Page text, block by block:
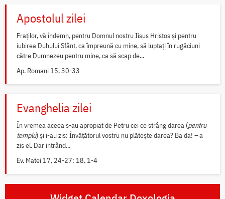
Apostolul zilei
Fraților, vă îndemn, pentru Domnul nostru Iisus Hristos și pentru
iubirea Duhului Sfânt, ca împreună cu mine, să luptați în rugăciuni
către Dumnezeu pentru mine, ca să scap de...
Ap. Romani 15, 30-33
Evanghelia zilei
În vremea aceea s-au apropiat de Petru cei ce strâng darea (pentru
templu) și i-au zis: Învățătorul vostru nu plătește darea? Ba da! – a
zis el. Dar intrând...
Ev. Matei 17, 24-27; 18, 1-4